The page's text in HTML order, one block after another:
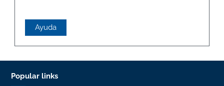
Ayuda
Popular links